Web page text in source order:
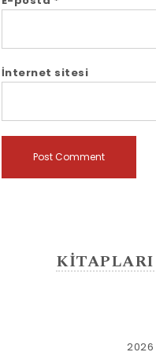
İnternet sitesi
KİTAPLARI
2026